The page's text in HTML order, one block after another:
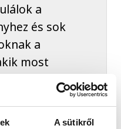
A sütikről
a
és sok
a
most